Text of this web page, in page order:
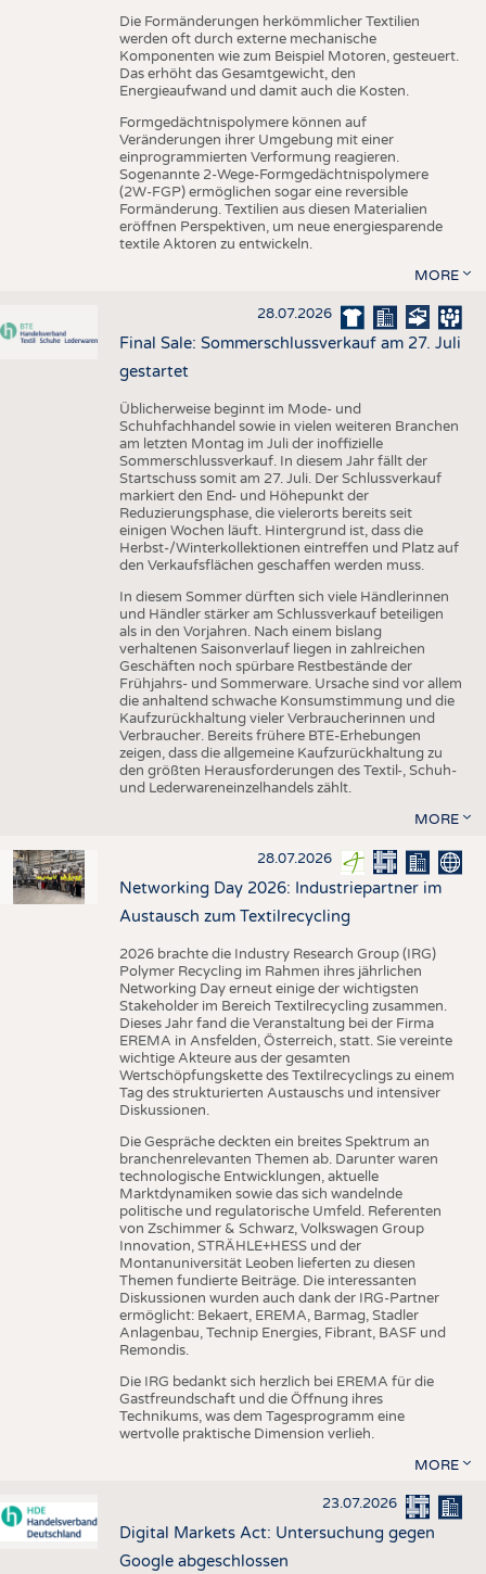
Die Formänderungen herkömmlicher Textilien
werden oft durch externe mechanische
Komponenten wie zum Beispiel Motoren, gesteuert.
Das erhöht das Gesamtgewicht, den
Energieaufwand und damit auch die Kosten.
Formgedächtnispolymere können auf
Veränderungen ihrer Umgebung mit einer
einprogrammierten Verformung reagieren.
Sogenannte 2-Wege-Formgedächtnispolymere
(2W-FGP) ermöglichen sogar eine reversible
Formänderung. Textilien aus diesen Materialien
eröffnen Perspektiven, um neue energiesparende
textile Aktoren zu entwickeln.
MORE
28.07.2026
Final Sale: Sommerschlussverkauf am 27. Juli
gestartet
Üblicherweise beginnt im Mode- und
Schuhfachhandel sowie in vielen weiteren Branchen
am letzten Montag im Juli der inoffizielle
Sommerschlussverkauf. In diesem Jahr fällt der
Startschuss somit am 27. Juli. Der Schlussverkauf
markiert den End- und Höhepunkt der
Reduzierungsphase, die vielerorts bereits seit
einigen Wochen läuft. Hintergrund ist, dass die
Herbst-/Winterkollektionen eintreffen und Platz auf
den Verkaufsflächen geschaffen werden muss.
In diesem Sommer dürften sich viele Händlerinnen
und Händler stärker am Schlussverkauf beteiligen
als in den Vorjahren. Nach einem bislang
verhaltenen Saisonverlauf liegen in zahlreichen
Geschäften noch spürbare Restbestände der
Frühjahrs- und Sommerware. Ursache sind vor allem
die anhaltend schwache Konsumstimmung und die
Kaufzurückhaltung vieler Verbraucherinnen und
Verbraucher. Bereits frühere BTE-Erhebungen
zeigen, dass die allgemeine Kaufzurückhaltung zu
den größten Herausforderungen des Textil-, Schuh-
und Lederwareneinzelhandels zählt.
MORE
28.07.2026
Networking Day 2026: Industriepartner im
Austausch zum Textilrecycling
2026 brachte die Industry Research Group (IRG)
Polymer Recycling im Rahmen ihres jährlichen
Networking Day erneut einige der wichtigsten
Stakeholder im Bereich Textilrecycling zusammen.
Dieses Jahr fand die Veranstaltung bei der Firma
EREMA in Ansfelden, Österreich, statt. Sie vereinte
wichtige Akteure aus der gesamten
Wertschöpfungskette des Textilrecyclings zu einem
Tag des strukturierten Austauschs und intensiver
Diskussionen.
Die Gespräche deckten ein breites Spektrum an
branchenrelevanten Themen ab. Darunter waren
technologische Entwicklungen, aktuelle
Marktdynamiken sowie das sich wandelnde
politische und regulatorische Umfeld. Referenten
von Zschimmer & Schwarz, Volkswagen Group
Innovation, STRÄHLE+HESS und der
Montanuniversität Leoben lieferten zu diesen
Themen fundierte Beiträge. Die interessanten
Diskussionen wurden auch dank der IRG-Partner
ermöglicht: Bekaert, EREMA, Barmag, Stadler
Anlagenbau, Technip Energies, Fibrant, BASF und
Remondis.
Die IRG bedankt sich herzlich bei EREMA für die
Gastfreundschaft und die Öffnung ihres
Technikums, was dem Tagesprogramm eine
wertvolle praktische Dimension verlieh.
MORE
23.07.2026
Digital Markets Act: Untersuchung gegen
Google abgeschlossen